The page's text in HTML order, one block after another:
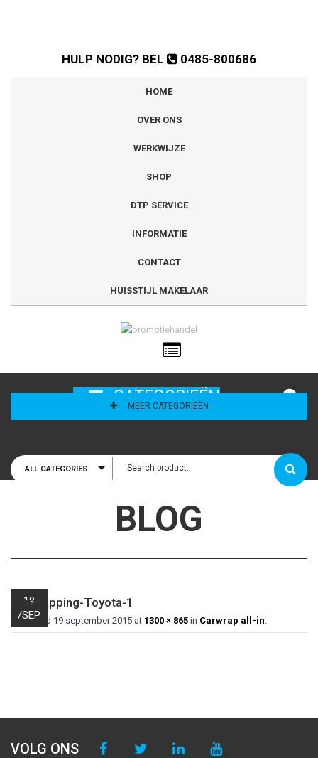
HULP NODIG? BEL 0485-800686
HOME
OVER ONS
WERKWIJZE
SHOP
DTP SERVICE
INFORMATIE
CONTACT
HUISSTIJL MAKELAAR
CATEGORIEËN
MEER CATEGORIEËN
ALL CATEGORIES
BLOG
19
/SEP
Carwrapping-Toyota-1
Published 19 september 2015 at 1300 × 865 in Carwrap all-in
VOLG ONS